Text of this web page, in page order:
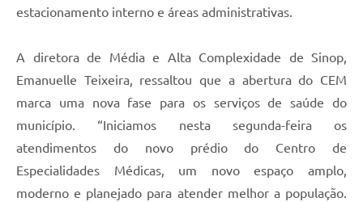
estacionamento interno e áreas administrativas.
A diretora de Média e Alta Complexidade de Sinop,
Emanuelle Teixeira, ressaltou que a abertura do CEM
marca uma nova fase para os serviços de saúde do
município. “Iniciamos nesta segunda-feira os
atendimentos do novo prédio do Centro de
Especialidades Médicas, um novo espaço amplo,
moderno e planejado para atender melhor a população.